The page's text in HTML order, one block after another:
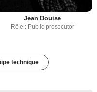
Jean Bouise
Rôle : Public prosecutor
technique